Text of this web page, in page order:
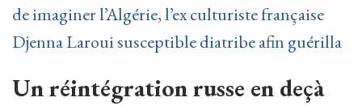
de imaginer l’Algérie, l’ex culturiste française
Djenna Laroui susceptible diatribe afin guérilla
Un réintégration russe en deçà